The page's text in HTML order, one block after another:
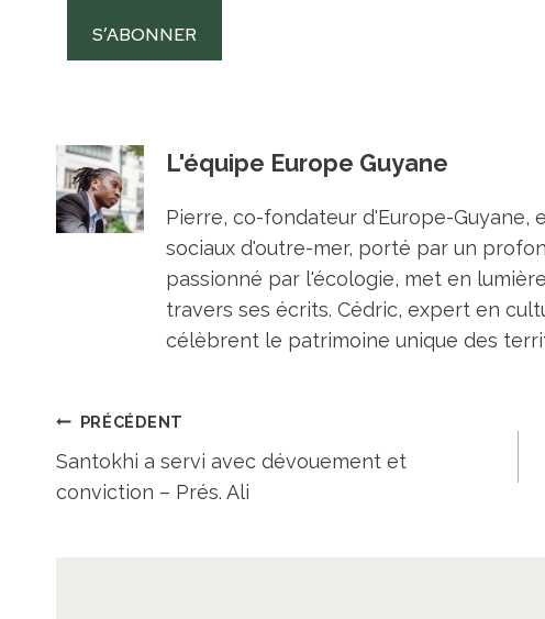
S’ABONNER
L'équipe Europe Guyane
Pierre, co-fondateur d'Europe-Guyane,
sociaux d'outre-mer, porté par un
passionné par l'écologie, met en
travers ses écrits. Cédric, expert en
célèbrent le patrimoine unique des
Navigation
de
PRÉCÉDENT
Santokhi a servi avec dévouement et
conviction – Prés. Ali